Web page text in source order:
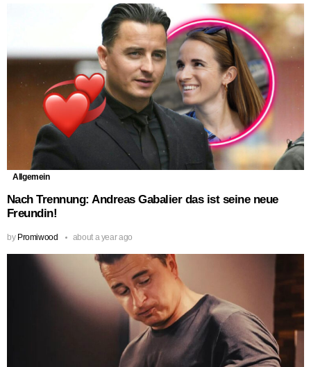
Allgemein
Nach Trennung: Andreas Gabalier das ist seine neue
Freundin!
by Promiwood about a year ago